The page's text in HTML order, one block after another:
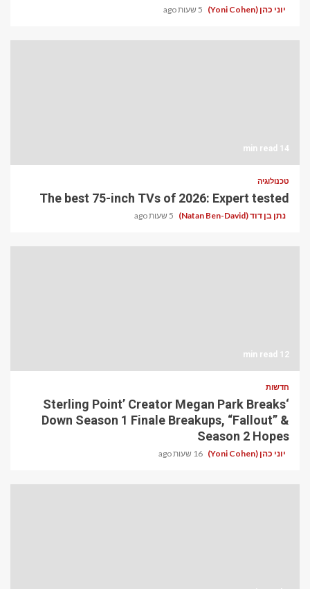
יוני כהן (Yoni Cohen) 5 שעות ago
14 min read
טכנולוגיה
The best 75-inch TVs of 2026: Expert tested
נתן בן דוד (Natan Ben-David) 5 שעות ago
12 min read
חדשות
‘Sterling Point’ Creator Megan Park Breaks
Down Season 1 Finale Breakups, “Fallout” &
Season 2 Hopes
יוני כהן (Yoni Cohen) 16 שעות ago